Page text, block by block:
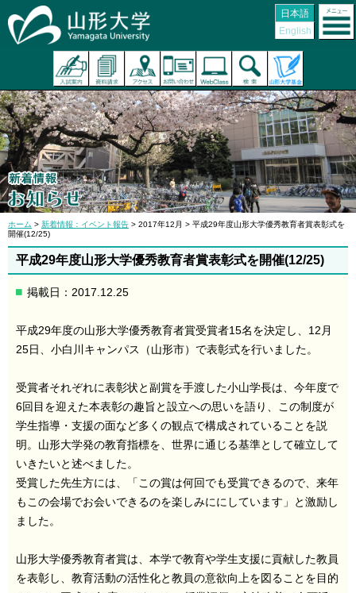
日本語
English
ホーム > 新着情報：イベント報告 > 2017年12月 > 平成29年度山形大学優秀教育者賞表彰式を
開催(12/25)
平成29年度山形大学優秀教育者賞表彰式を開催(12/25)
掲載日：2017.12.25
平成29年度の山形大学優秀教育者賞受賞者15名を決定し、12月
25日、小白川キャンパス（山形市）で表彰式を行いました。
受賞者それぞれに表彰状と副賞を手渡した小山学長は、今年度で
6回目を迎えた本表彰の趣旨と設立への思いを語り、この制度が
学生指導・支援の面など多くの観点で構成されていることを説
明。山形大学発の教育指標を、世界に通じる基準として確立して
いきたいと述べました。
受賞した先生方には、「この賞は何回でも受賞できるので、来年
もこの会場でお会いできるのを楽しみににしています」と激励し
ました。
山形大学優秀教育者賞は、本学で教育や学生支援に貢献した教員
を表彰し、教育活動の活性化と教員の意欲向上を図ることを目的